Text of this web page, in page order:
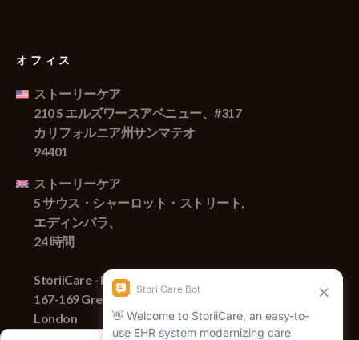
オフィス
ストーリーケア
210 S エルズワースアベニュー、#317
カリフォルニア州サンマテオ
94401
ストーリーケア
5 サウス・シャーロット・ストリート,
エディンバラ、
24 時間
StoriiCare - England
167-169 Great Portland Street,
London